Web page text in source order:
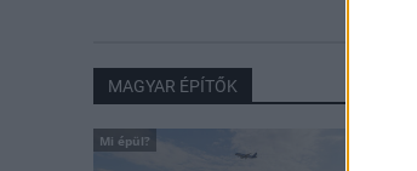
MAGYAR ÉPÍTŐK
Mi épül?